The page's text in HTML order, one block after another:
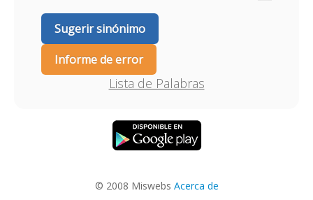
Sugerir sinónimo
Informe de error
Lista de Palabras
© 2008 Miswebs Acerca de